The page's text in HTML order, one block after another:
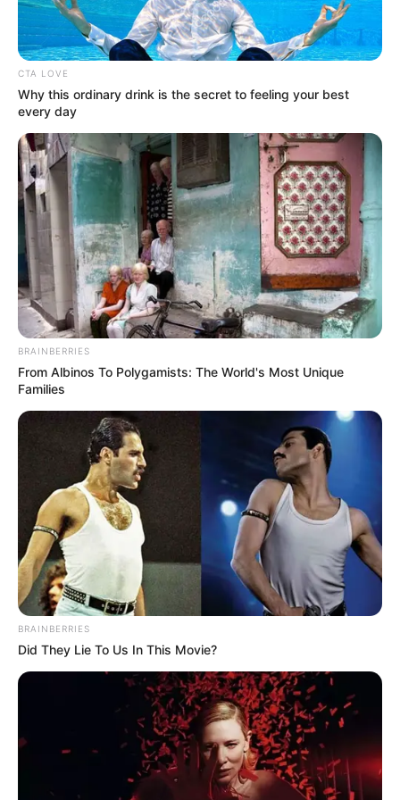
Pelaksanaan keel laying ditandai dengan peletakan koin di atas
dudukan blok kapal Frigat Merah Putih ke-2, dilanjutkan dengan
penandatanganan berita acara keel laying oleh Staf Ahli Bidang
Ekonomi Kemhan RI, Mayjen TNI Steverly C. Parengkuan dan
Direktur Produksi PT PAL Indonesia, Satriyo Bintoro.
CTA LOVE
Why this ordinary drink is the secret to feeling your best
every day
BRAINBERRIES
From Albinos To Polygamists: The World's Most Unique
Families
BRAINBERRIES
Did They Lie To Us In This Movie?